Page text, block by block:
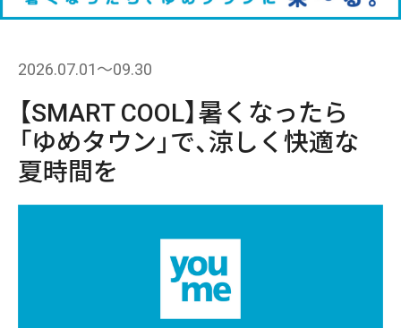
2026.07.01〜09.30
【SMART COOL】暑くなったら
「ゆめタウン」で、涼しく快適な
夏時間を